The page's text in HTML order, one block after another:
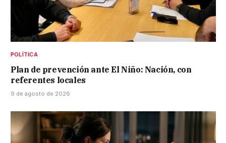
POLÍTICA
Plan de prevención ante El Niño: Nación, con
referentes locales
9 de agosto de 2026